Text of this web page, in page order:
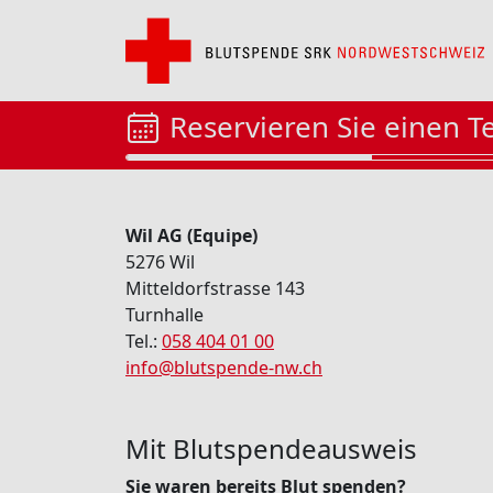
Reservieren Sie einen
Wil AG (Equipe)
5276 Wil
Mitteldorfstrasse 143
Turnhalle
Tel.: 058 404 01 00
info@blutspende-nw.ch
Mit Blutspendeausweis
Sie waren bereits Blut spenden?